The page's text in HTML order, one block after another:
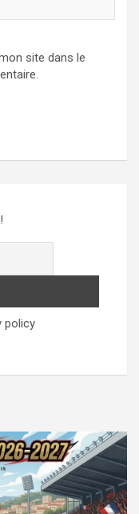
site dans le
policy